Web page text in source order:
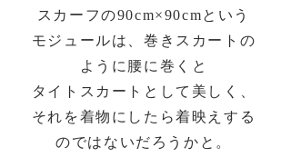
スカーフの90cm×90cmという
モジュールは、巻きスカートの
ように腰に巻くと
タイトスカートとして美しく、
それを着物にしたら着映えする
のではないだろうかと。